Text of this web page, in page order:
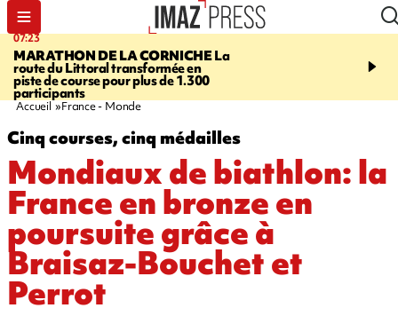
07:23
MARATHON DE LA CORNICHELa
route du Littoral transformée en
piste de course pour plus de 1.300
participants
08:37
braderie de l'océan
Accueil France - Monde
Cinq courses, cinq médailles
Mondiaux de biathlon: la
France en bronze en
poursuite grâce à
Braisaz-Bouchet et
Perrot